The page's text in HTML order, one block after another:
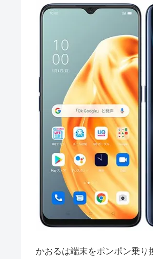
かおるは端末をポンポン乗り